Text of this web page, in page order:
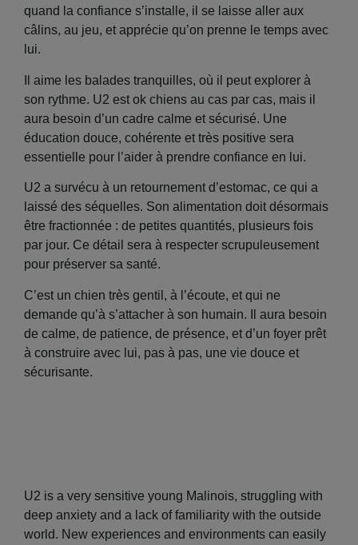
quand la confiance s’installe, il se laisse aller aux
câlins, au jeu, et apprécie qu’on prenne le temps avec
lui.
Il aime les balades tranquilles, où il peut explorer à
son rythme. U2 est ok chiens au cas par cas, mais il
aura besoin d’un cadre calme et sécurisé. Une
éducation douce, cohérente et très positive sera
essentielle pour l’aider à prendre confiance en lui.
U2 a survécu à un retournement d’estomac, ce qui a
laissé des séquelles. Son alimentation doit désormais
être fractionnée : de petites quantités, plusieurs fois
par jour. Ce détail sera à respecter scrupuleusement
pour préserver sa santé.
C’est un chien très gentil, à l’écoute, et qui ne
demande qu’à s’attacher à son humain. Il aura besoin
de calme, de patience, de présence, et d’un foyer prêt
à construire avec lui, pas à pas, une vie douce et
sécurisante.
U2 is a very sensitive young Malinois, struggling with
deep anxiety and a lack of familiarity with the outside
world. New experiences and environments can easily